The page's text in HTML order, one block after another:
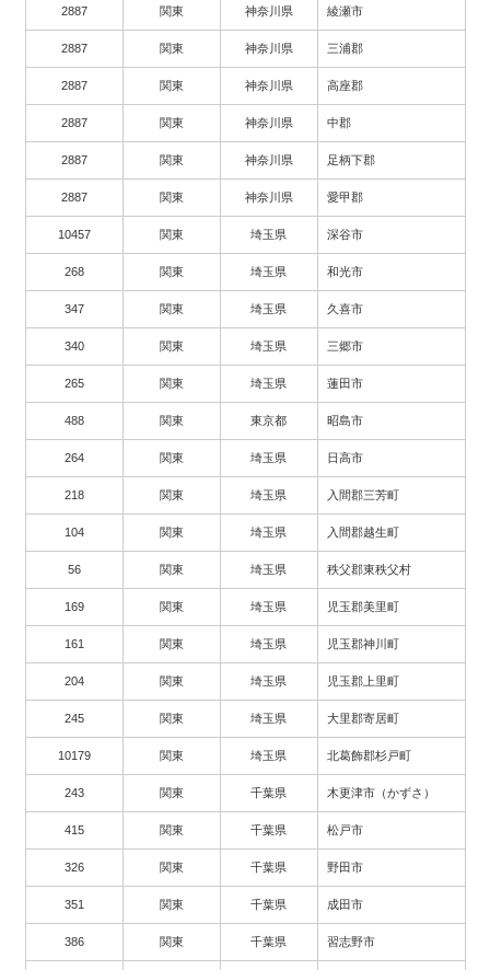
2887 関東 神奈川県 綾瀬市
2887 関東 神奈川県 三浦郡
2887 関東 神奈川県 高座郡
2887 関東 神奈川県 中郡
2887 関東 神奈川県 足柄下郡
2887 関東 神奈川県 愛甲郡
10457 関東 埼玉県 深谷市
268 関東 埼玉県 和光市
347 関東 埼玉県 久喜市
340 関東 埼玉県 三郷市
265 関東 埼玉県 蓮田市
488 関東 東京都 昭島市
264 関東 埼玉県 日高市
218 関東 埼玉県 入間郡三芳町
104 関東 埼玉県 入間郡越生町
56 関東 埼玉県 秩父郡東秩父村
169 関東 埼玉県 児玉郡美里町
161 関東 埼玉県 児玉郡神川町
204 関東 埼玉県 児玉郡上里町
245 関東 埼玉県 大里郡寄居町
10179 関東 埼玉県 北葛飾郡杉戸町
243 関東 千葉県 木更津市（かずさ）
415 関東 千葉県 松戸市
326 関東 千葉県 野田市
351 関東 千葉県 成田市
386 関東 千葉県 習志野市